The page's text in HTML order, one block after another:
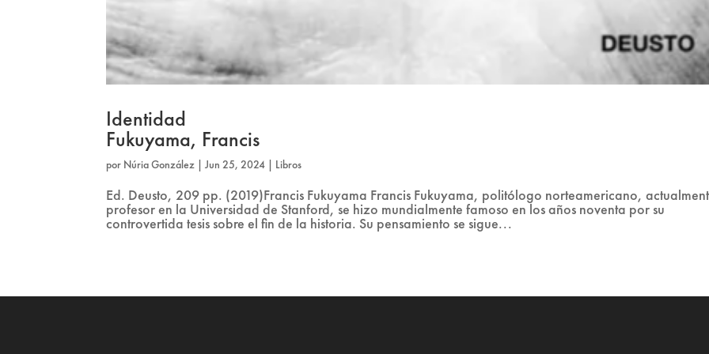
Identidad
Fukuyama, Francis
por Núria González |Jun 25, 2024 | Libros
Ed. Deusto, 209 pp. (2019)Francis Fukuyama Francis Fukuyama, politólogo norteamericano,
profesor en la Universidad de Stanford, se hizo mundialmente famoso en los años noventa por su
controvertida tesis sobre el fin de la historia. Su pensamiento se sigue...